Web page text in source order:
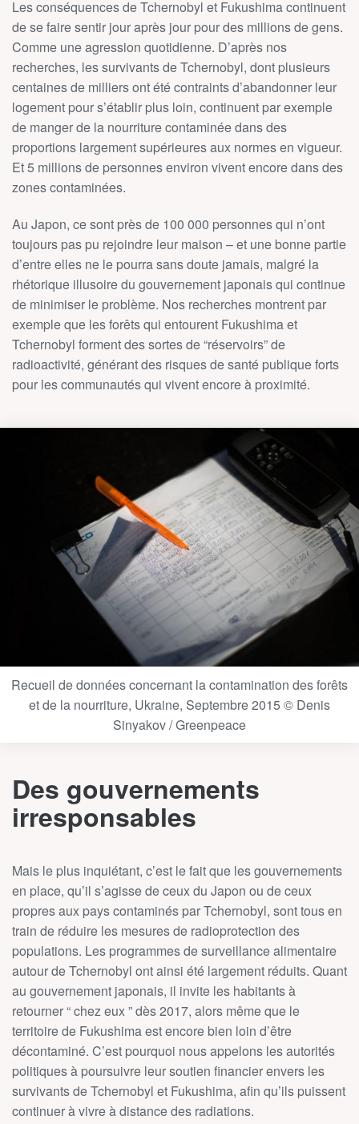
Les conséquences de Tchernobyl et Fukushima continuent
de se faire sentir jour après jour pour des millions de gens.
Comme une agression quotidienne. D’après nos
recherches, les survivants de Tchernobyl, dont plusieurs
centaines de milliers ont été contraints d’abandonner leur
logement pour s’établir plus loin, continuent par exemple
de manger de la nourriture contaminée dans des
proportions largement supérieures aux normes en vigueur.
Et 5 millions de personnes environ vivent encore dans des
zones contaminées.
Au Japon, ce sont près de 100 000 personnes qui n’ont
toujours pas pu rejoindre leur maison – et une bonne partie
d’entre elles ne le pourra sans doute jamais, malgré la
rhétorique illusoire du gouvernement japonais qui continue
de minimiser le problème. Nos recherches montrent par
exemple que les forêts qui entourent Fukushima et
Tchernobyl forment des sortes de “réservoirs” de
radioactivité, générant des risques de santé publique forts
pour les communautés qui vivent encore à proximité.
Recueil de données concernant la contamination des forêts
et de la nourriture, Ukraine, Septembre 2015 © Denis
Sinyakov / Greenpeace
Des gouvernements
irresponsables
Mais le plus inquiétant, c’est le fait que les gouvernements
en place, qu’il s’agisse de ceux du Japon ou de ceux
propres aux pays contaminés par Tchernobyl, sont tous en
train de réduire les mesures de radioprotection des
populations. Les programmes de surveillance alimentaire
autour de Tchernobyl ont ainsi été largement réduits. Quant
au gouvernement japonais, il invite les habitants à
retourner “ chez eux ” dès 2017, alors même que le
territoire de Fukushima est encore bien loin d’être
décontaminé. C’est pourquoi nous appelons les autorités
politiques à poursuivre leur soutien financier envers les
survivants de Tchernobyl et Fukushima, afin qu’ils puissent
continuer à vivre à distance des radiations.